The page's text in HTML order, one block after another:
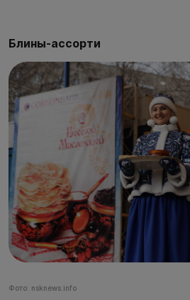
Блины-ассорти
Фото: nsknews.info